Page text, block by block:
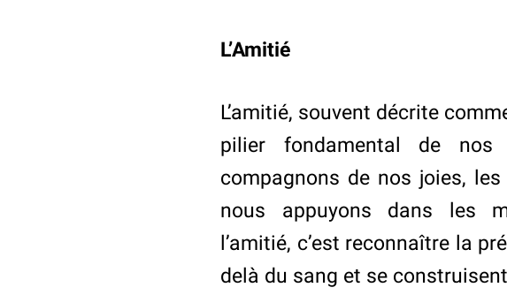
L’Amitié
L’amitié, souvent décrite
pilier fondamental de
compagnons de nos joies,
nous appuyons dans les
l’amitié, c’est reconnaître la
delà du sang et se